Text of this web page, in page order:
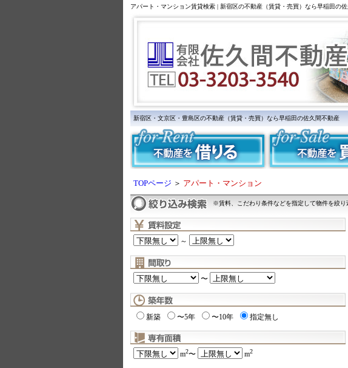
アパート・マンション賃貸検索 | 新宿区の不動産（賃貸・売買）なら早稲田の
新宿区・文京区・豊島区の不動産（賃貸・売買）なら早稲田の佐久間不動産
TOPページ ＞ アパート・マンション
※賃料、こだわり条件などを指定して物件を絞り
～
〜
新築 〜5年 〜10年 指定無し
m2〜 m2